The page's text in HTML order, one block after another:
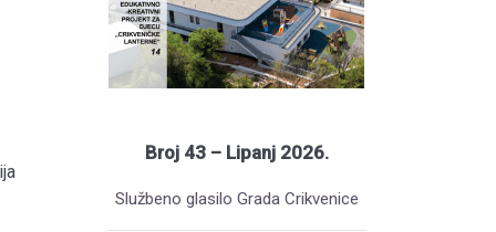
Broj 43 – Lipanj 2026.
Službeno glasilo Grada Crikvenice